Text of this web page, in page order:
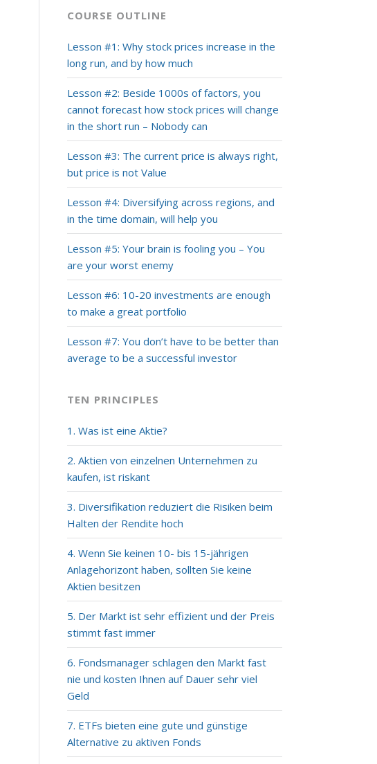
COURSE OUTLINE
Lesson #1: Why stock prices increase in the
long run, and by how much
Lesson #2: Beside 1000s of factors, you
cannot forecast how stock prices will change
in the short run – Nobody can
Lesson #3: The current price is always right,
but price is not Value
Lesson #4: Diversifying across regions, and
in the time domain, will help you
Lesson #5: Your brain is fooling you – You
are your worst enemy
Lesson #6: 10-20 investments are enough
to make a great portfolio
Lesson #7: You don’t have to be better than
average to be a successful investor
TEN PRINCIPLES
1. Was ist eine Aktie?
2. Aktien von einzelnen Unternehmen zu
kaufen, ist riskant
3. Diversifikation reduziert die Risiken beim
Halten der Rendite hoch
4. Wenn Sie keinen 10- bis 15-jährigen
Anlagehorizont haben, sollten Sie keine
Aktien besitzen
5. Der Markt ist sehr effizient und der Preis
stimmt fast immer
6. Fondsmanager schlagen den Markt fast
nie und kosten Ihnen auf Dauer sehr viel
Geld
7. ETFs bieten eine gute und günstige
Alternative zu aktiven Fonds